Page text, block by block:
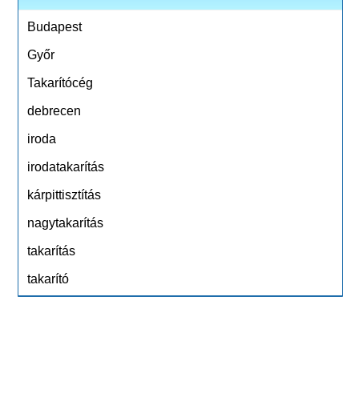
Budapest
Győr
Takarítócég
debrecen
iroda
irodatakarítás
kárpittisztítás
nagytakarítás
takarítás
takarító